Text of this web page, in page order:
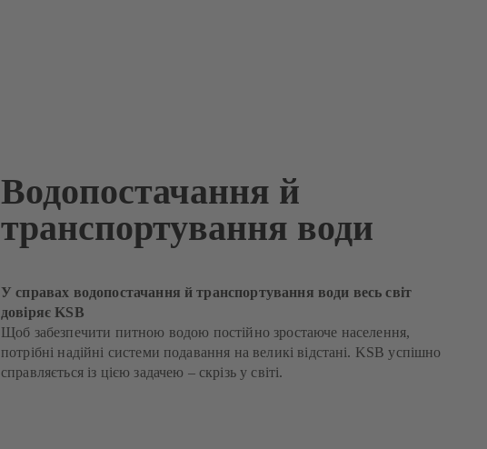
Водопостачання й
транспортування води
У справах водопостачання й транспортування води весь світ
довіряє KSB
Щоб забезпечити питною водою постійно зростаюче населення,
потрібні надійні системи подавання на великі відстані. KSB успішно
справляється із цією задачею – скрізь у світі.